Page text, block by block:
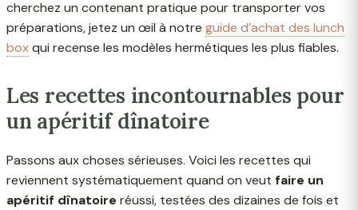
cherchez un contenant pratique pour transporter vos
préparations, jetez un œil à notre guide d’achat des lunch
boxqui recense les modèles hermétiques les plus fiables.
Les recettes incontournables pour
un apéritif dînatoire
Passons aux choses sérieuses. Voici les recettes qui
reviennent systématiquement quand on veut faire un
apéritif dînatoire réussi, testées des dizaines de fois et